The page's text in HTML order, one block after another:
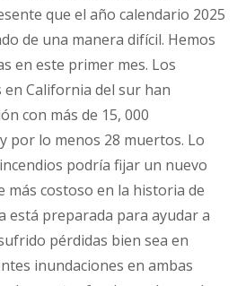
que el año calendario 2025
de una manera difícil. Hemos
en este primer mes. Los
California del sur han
con más de 15, 000
por lo menos 28 muertos. Lo
podría fijar un nuevo
más costoso en la historia de
está preparada para ayudar a
pérdidas bien sea en
inundaciones en ambas